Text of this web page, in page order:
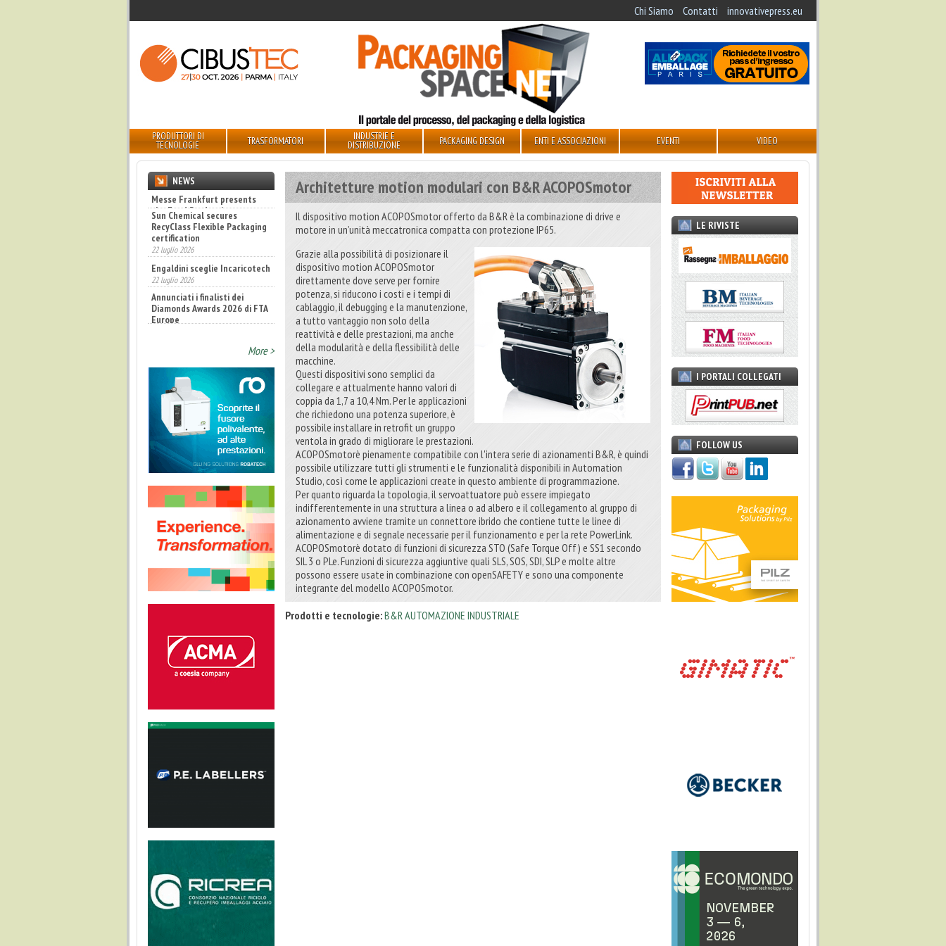
Chi Siamo Contatti innovativepress.eu
PRODUTTORI DI
TECNOLOGIE TRASFORMATORI INDUSTRIE E
DISTRIBUZIONE PACKAGING DESIGN ENTI E ASSOCIAZIONI EVENTI VIDEO
Architetture motion modulari con B&R ACOPOSmotor
Il dispositivo motion ACOPOSmotor offerto da B&R è la combinazione di drive e
motore in un’unità meccatronica compatta con protezione IP65.
Grazie alla possibilità di posizionare il
dispositivo motion ACOPOSmotor
direttamente dove serve per fornire
potenza, si riducono i costi e i tempi di
cablaggio, il debugging e la manutenzione,
a tutto vantaggio non solo della
reattività e delle prestazioni, ma anche
della modularità e della flessibilità delle
macchine.
Questi dispositivi sono semplici da
collegare e attualmente hanno valori di
coppia da 1,7 a 10,4 Nm. Per le applicazioni
che richiedono una potenza superiore, è
possibile installare in retrofit un gruppo
ventola in grado di migliorare le prestazioni.
ACOPOSmotorè pienamente compatibile con l'intera serie di azionamenti B&R, è quindi
possibile utilizzare tutti gli strumenti e le funzionalità disponibili in Automation
Studio, così come le applicazioni create in questo ambiente di programmazione.
Per quanto riguarda la topologia, il servoattuatore può essere impiegato
indifferentemente in una struttura a linea o ad albero e il collegamento al gruppo di
azionamento avviene tramite un connettore ibrido che contiene tutte le linee di
alimentazione e di segnale necessarie per il funzionamento e per la rete PowerLink.
ACOPOSmotorè dotato di funzioni di sicurezza STO (Safe Torque Off) e SS1 secondo
SIL 3 o PLe. Funzioni di sicurezza aggiuntive quali SLS, SOS, SDI, SLP e molte altre
possono essere usate in combinazione con openSAFETY e sono una componente
integrante del modello ACOPOSmotor.
Prodotti e tecnologie:B&R AUTOMAZIONE INDUSTRIALE
NEWS
Sun Chemical secures
RecyClass Flexible Packaging
certification
22 luglio 2026
Engaldini sceglie Incaricotech
22 luglio 2026
Annunciati i finalisti dei
Diamonds Awards 2026 di FTA
Europe
14 luglio 2026
More >
LE RIVISTE
I PORTALI COLLEGATI
FOLLOW US